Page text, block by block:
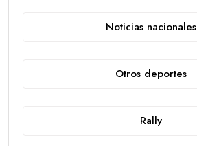
Noticias nacionales
Otros deportes
Rally